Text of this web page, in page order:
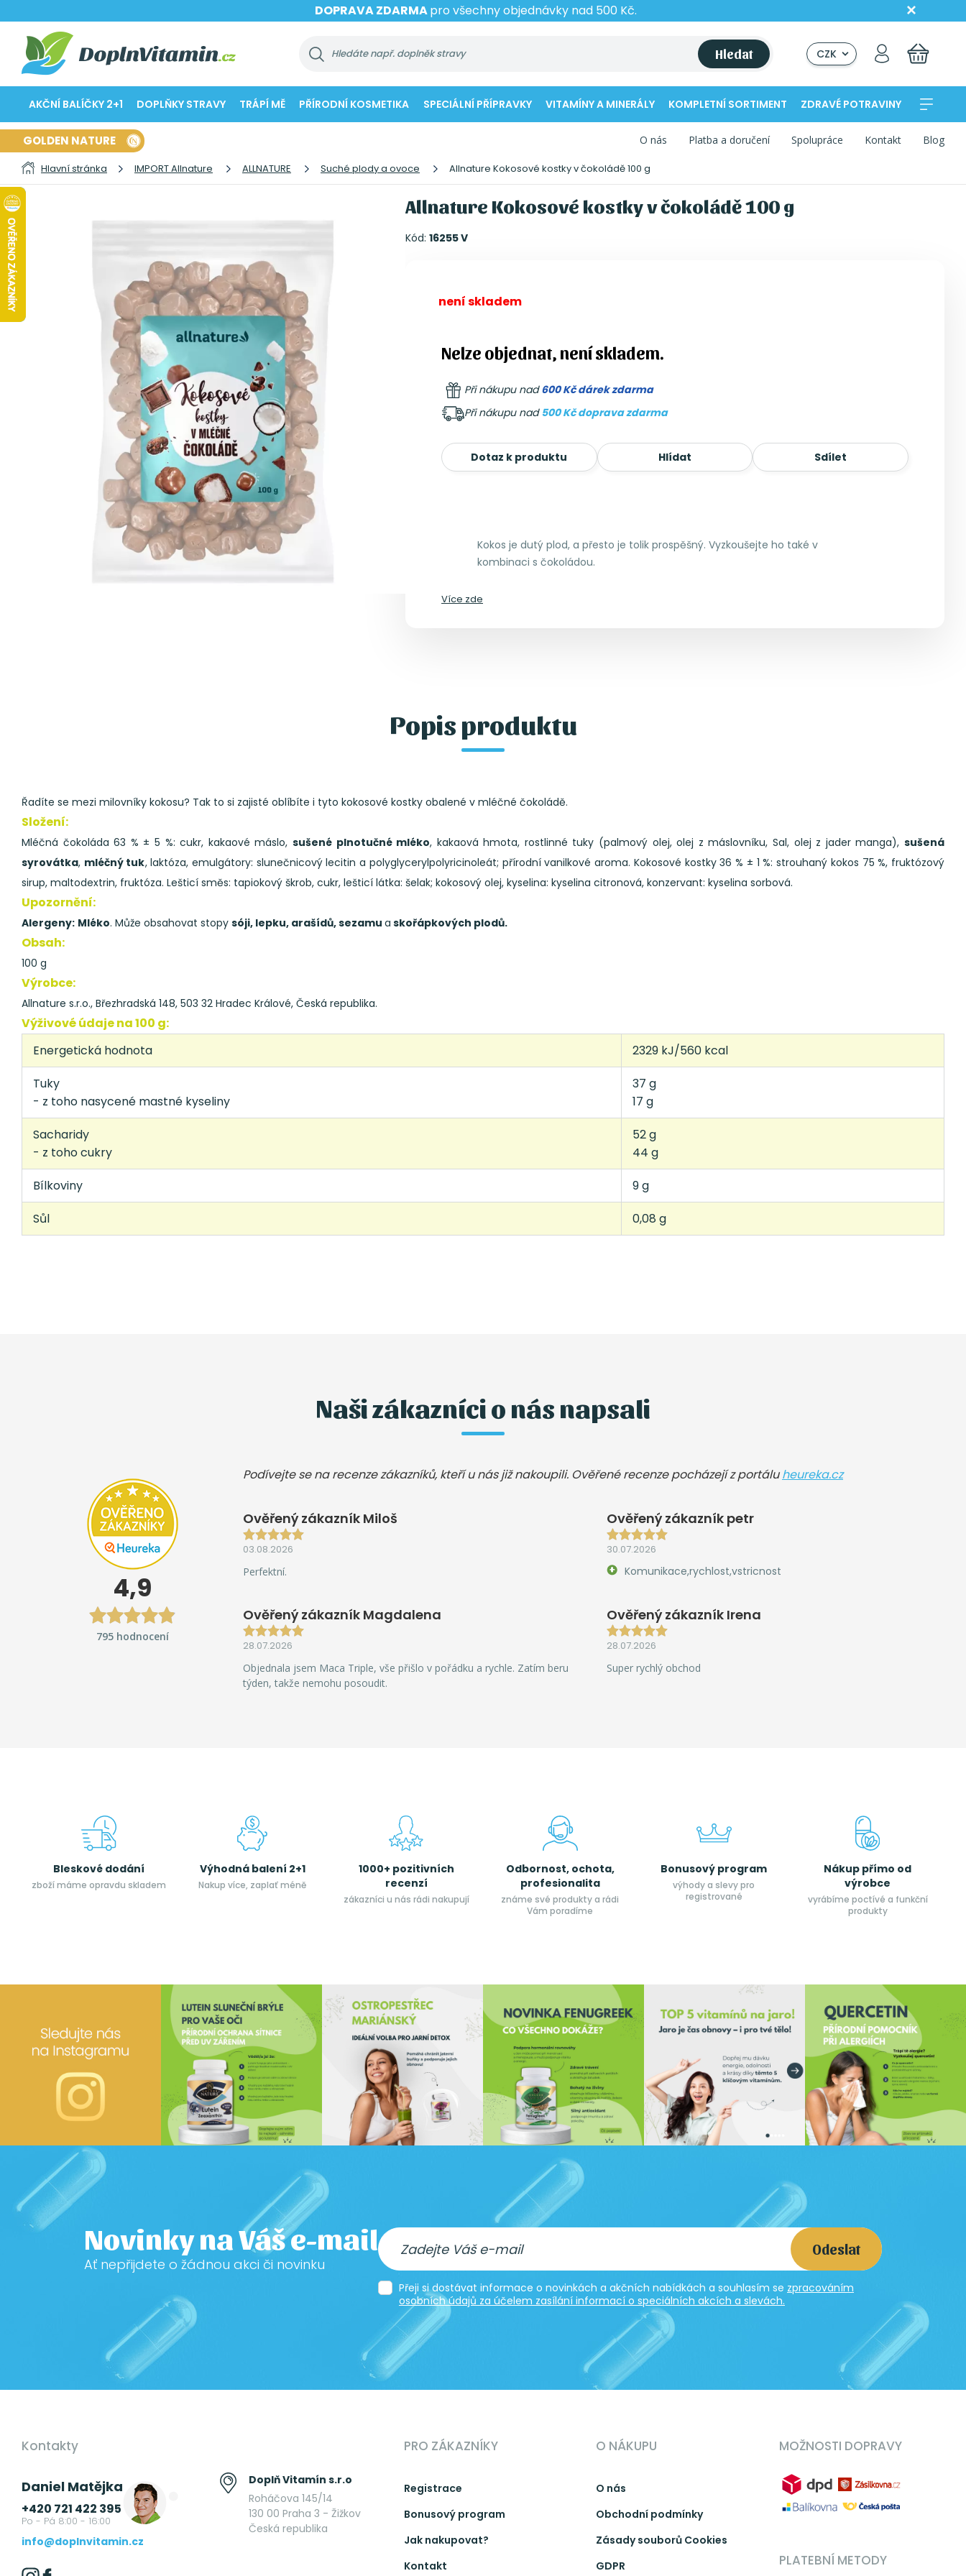
DOPRAVA ZDARMApro všechny objednávky nad 500 Kč.
Hledat CZK
AKČNÍ BALÍČKY 2+1 DOPLŇKY STRAVY TRÁPÍ MĚ PŘÍRODNÍ KOSMETIKA SPECIÁLNÍ PŘÍPRAVKY VITAMÍNY A MINERÁLY KOMPLETNÍ SORTIMENT ZDRAVÉ POTRAVINY
GOLDEN NATURE O nás Platba a doručení Spolupráce Kontakt Blog
Hlavní stránka IMPORT Allnature ALLNATURE Suché plody a ovoce Allnature Kokosové kostky v čokoládě 100 g
Allnature Kokosové kostky v čokoládě 100 g
Kód: 16255 V
není skladem
Nelze objednat, není skladem.
Při nákupu nad600 Kč dárek zdarma
Při nákupu nad 500 Kč doprava zdarma
Dotaz k produktu Hlídat Sdílet
Kokos je dutý plod, a přesto je tolik prospěšný. Vyzkoušejte ho také v
kombinaci s čokoládou.
Více zde
Popis produktu
Řadíte se mezi milovníky kokosu? Tak to si zajisté oblíbíte i tyto kokosové kostky obalené v mléčné čokoládě.
Složení:
Mléčná čokoláda 63 % ± 5 %: cukr, kakaové máslo, sušené plnotučné mléko, kakaová hmota, rostlinné tuky (palmový olej, olej z máslovníku, Sal, olej z jader manga),sušená
syrovátka, mléčný tuk, laktóza, emulgátory: slunečnicový lecitin a polyglycerylpolyricinoleát; přírodní vanilkové aroma. Kokosové kostky 36 % ± 1 %: strouhaný kokos 75 %, fruktózový
sirup, maltodextrin, fruktóza. Lešticí směs: tapiokový škrob, cukr, lešticí látka: šelak; kokosový olej, kyselina: kyselina citronová, konzervant: kyselina sorbová.
Upozornění:
Alergeny: Mléko. Může obsahovat stopy sóji, lepku, arašídů, sezamu a skořápkových plodů.
Obsah:
100 g
Výrobce:
Allnature s.r.o., Březhradská 148, 503 32 Hradec Králové, Česká republika.
Výživové údaje na 100 g:
Energetická hodnota
2329 kJ/560 kcal
Tuky
- z toho nasycené mastné kyseliny
37 g
17 g
Sacharidy
- z toho cukry
52 g
44 g
Bílkoviny
9 g
Sůl
0,08 g
Naši zákazníci o nás napsali
4,9
795 hodnocení
Podívejte se na recenze zákazníků, kteří u nás již nakoupili. Ověřené recenze pocházejí z portáluheureka.cz
Ověřený zákazník Miloš
03.08.2026
Perfektní.
Ověřený zákazník petr
30.07.2026
Komunikace,rychlost,vstricnost
Ověřený zákazník Magdalena
28.07.2026
Objednala jsem Maca Triple, vše přišlo v pořádku a rychle. Zatím beru
týden, takže nemohu posoudit.
Ověřený zákazník Irena
28.07.2026
Super rychlý obchod
Bleskové dodání
zboží máme opravdu skladem
Výhodná balení 2+1
Nakup více, zaplať méně
1000+ pozitivních
recenzí
zákazníci u nás rádi nakupují
Odbornost, ochota,
profesionalita
známe své produkty a rádi
Vám poradíme
Bonusový program
výhody a slevy pro
registrované
Nákup přímo od
výrobce
vyrábíme poctívé a funkční
produkty
Novinky na Váš e-mail
Ať nepřijdete o žádnou akci či novinku
Odeslat
Přeji si dostávat informace o novinkách a akčních nabídkách a souhlasím se zpracováním
osobních údajů za účelem zasílání informací o speciálních akcích a slevách.
Kontakty
Daniel Matějka
+420 721 422 395
Po - Pá 8:00 - 16:00
info@doplnvitamin.cz
Doplň Vitamín s.r.o
Roháčova 145/14
130 00 Praha 3 - Žižkov
Česká republika
PRO ZÁKAZNÍKY
Registrace
Bonusový program
Jak nakupovat?
Kontakt
O NÁKUPU
O nás
Obchodní podmínky
Zásady souborů Cookies
GDPR
MOŽNOSTI DOPRAVY
PLATEBNÍ METODY